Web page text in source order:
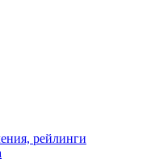
рейлинги